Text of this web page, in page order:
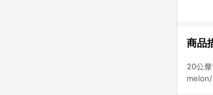
商品
20公